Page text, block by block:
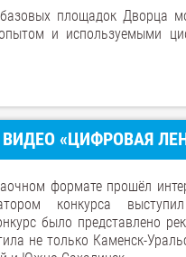
площадок Дворца
и используемыми
«ЦИФРОВАЯ
формате прошёл
конкурса
было представлено
не только Каменск-